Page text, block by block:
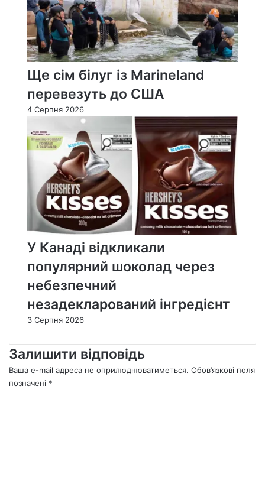
Ще сім білуг із Marineland
перевезуть до США
4 Серпня 2026
У Канаді відкликали
популярний шоколад через
небезпечний
незадекларований інгредієнт
3 Серпня 2026
Залишити відповідь
Ваша e-mail адреса не оприлюднюватиметься. Обов’язкові поля
позначені *